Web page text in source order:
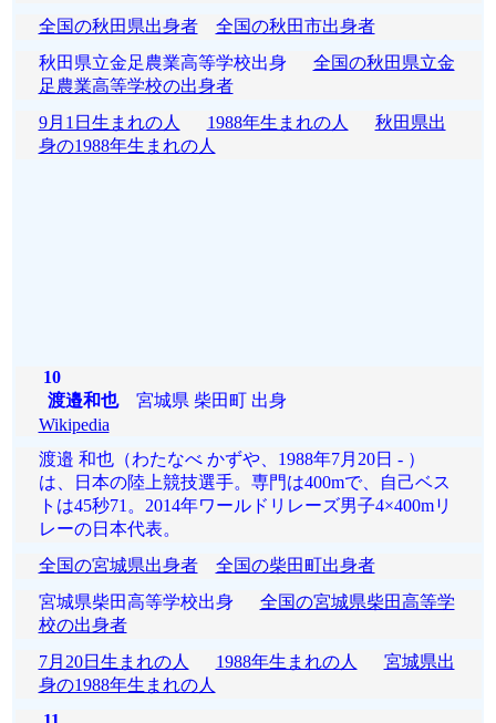
全国の秋田県出身者
全国の秋田市出身者
秋田県立金足農業高等学校出身 全国の秋田県立金
足農業高等学校の出身者
9月1日生まれの人
1988年生まれの人
秋田県出
身の1988年生まれの人
10
渡邉和也宮城県 柴田町 出身
Wikipedia
渡邉 和也（わたなべ かずや、1988年7月20日 - ）
は、日本の陸上競技選手。専門は400mで、自己ベス
トは45秒71。2014年ワールドリレーズ男子4×400mリ
レーの日本代表。
全国の宮城県出身者
全国の柴田町出身者
宮城県柴田高等学校出身 全国の宮城県柴田高等学
校の出身者
7月20日生まれの人
1988年生まれの人
宮城県出
身の1988年生まれの人